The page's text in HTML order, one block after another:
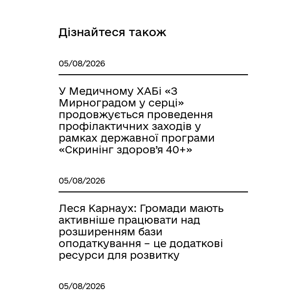
Дізнайтеся також
05/08/2026
У Медичному ХАБі «З
Мирноградом у серці»
продовжується проведення
профілактичних заходів у
рамках державної програми
«Скринінг здоров’я 40+»
05/08/2026
Леся Карнаух: Громади мають
активніше працювати над
розширенням бази
оподаткування – це додаткові
ресурси для розвитку
05/08/2026